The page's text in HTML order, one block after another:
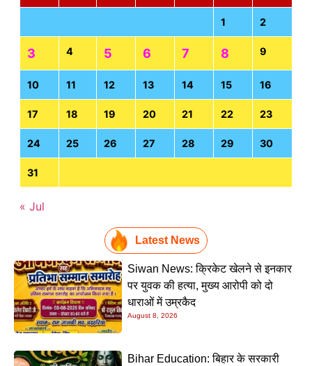
1 2
3 4 5 6 7 8 9
10 11 12 13 14 15 16
17 18 19 20 21 22 23
24 25 26 27 28 29 30
31
« Jul
Latest News
Siwan News: क्रिकेट खेलने से इनकार
पर युवक की हत्या, मुख्य आरोपी को दो
धाराओं में उम्रकैद
August 8, 2026
Bihar Education: बिहार के सरकारी